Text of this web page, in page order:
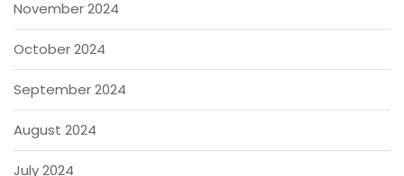
November 2024
October 2024
September 2024
August 2024
July 2024